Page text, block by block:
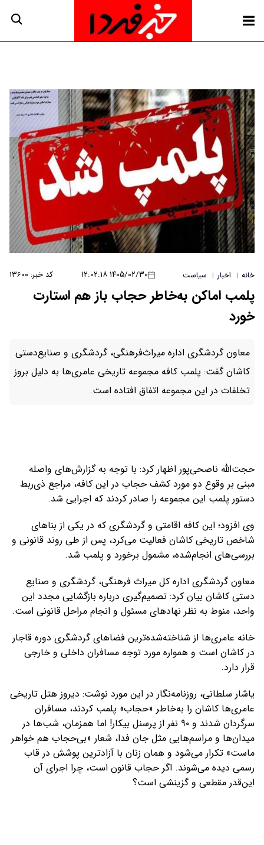
خانه | اخبار | سیاست ۱۴۰۵/۰۲/۳۰ ۱۲:۰۲:۱۸ کد خبر: ۱۳۶۰۰
پلمب اماکن به‌خاطر حجاب باز هم استارت
خورد
معاون گردشگری اداره میراث‌فرهنگی، گردشگری و صنایع‌دستی
کاشان گفت: پلمب کافه مجموعه تاریخی عامری‌ها به دلیل بروز
تخلفات در این مجموعه اتفاق افتاده است.
حجت‌الله ناصحی‌پور اظهار کرد: با توجه به گزارش‌های واصله
مبنی بر وقوع دو مورد کشف حجاب در این کافه، مراجع ذی‌ربط
دستور پلمب این مجموعه را صادر کردند که اجرایی شد.
وی افزود؛ این کافه اقامتی و گردشگری که در یکی از بناهای
شاخص تاریخی کاشان فعالیت می‌کرد، پس از طی روند قانونی و
بررسی‌های انجام‌شده، مشمول برخورد و پلمب شد.
معاون گردشگری اداره کل میراث فرهنگی، گردشگری و صنایع
دستی کاشان بیان کرد: تصمیم‌گیری درباره بازگشایی مجدد این
واحد، منوط به نظر نهادهای مسئول و انجام مراحل قانونی است.
خانه عامری‌ها از شناخته‌شده‌ترین فضاهای گردشگری دوره قاجار
در کاشان است و همواره مورد توجه مسافران داخلی و خارجی
قرار دارد.
یاشار سلطانی، روزنامه‌نگار در این مورد نوشت: دیروز هتل تاریخی
عامری‌ها کاشان را به‌خاطر «حجاب» پلمب کردند، مسافران
سرگردان شدند و ۹۰ نفر از پرسنل بیکار! اما همزمان، شب‌ها در
میدان‌ها و مراسم‌هایی مثل جان فدا⁩، شعار «بی‌حجاب هم خواهر
ماست» تکرار می‌شود و همان زنان با آزادترین پوشش در قاب
رسمی دیده می‌شوند. اگر حجاب قانون است، چرا اجرای آن
این‌قدر مقطعی و گزینشی است؟